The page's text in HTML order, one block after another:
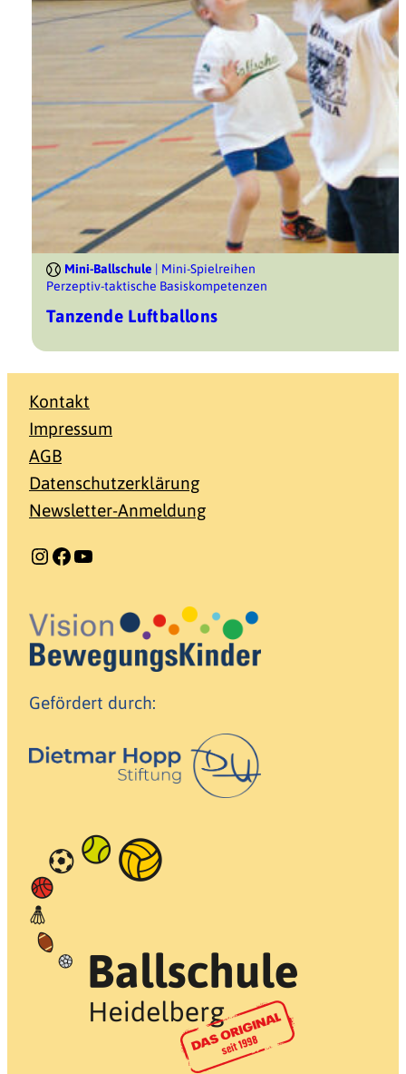
Mini-Ballschule | Mini-Spielreihen
Perzeptiv-taktische Basiskompetenzen
Tanzende Luftballons
Kontakt
Impressum
AGB
Datenschutzerklärung
Newsletter-Anmeldung
Instagram Facebook YouTube
Gefördert durch: